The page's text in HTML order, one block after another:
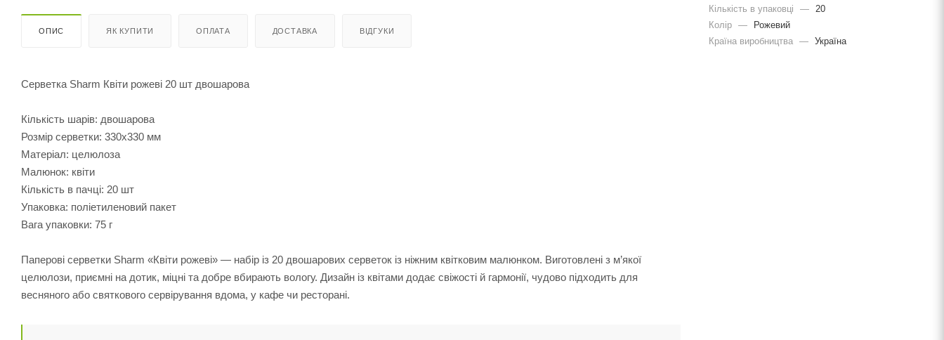
ОПИС ЯК КУПИТИ ОПЛАТА ДОСТАВКА ВІДГУКИ
Серветка Sharm Квіти рожеві 20 шт двошарова
Кількість шарів: двошарова
Розмір серветки: 330х330 мм
Матеріал: целюлоза
Малюнок: квіти
Кількість в пачці: 20 шт
Упаковка: поліетиленовий пакет
Вага упаковки: 75 г
Паперові серветки Sharm «Квіти рожеві» — набір із 20 двошарових серветок із ніжним квітковим малюнком. Виготовлені з м’якої
целюлози, приємні на дотик, міцні та добре вбирають вологу. Дизайн із квітами додає свіжості й гармонії, чудово підходить для
весняного або святкового сервірування вдома, у кафе чи ресторані.
Кількість в упаковці
—
20
Колір —
Рожевий
Країна виробництва — Україна